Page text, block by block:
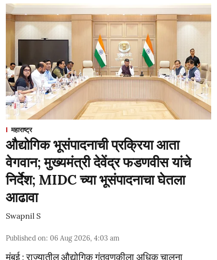
महाराष्ट्र
औद्योगिक भूसंपादनाची प्रक्रिया आता
वेगवान; मुख्यमंत्री देवेंद्र फडणवीस यांचे
निर्देश; MIDC च्या भूसंपादनाचा घेतला
आढावा
Swapnil S
Published on: 06 Aug 2026, 4:03 am
मुंबई : राज्यातील औद्योगिक गुंतवणुकीला अधिक चालना